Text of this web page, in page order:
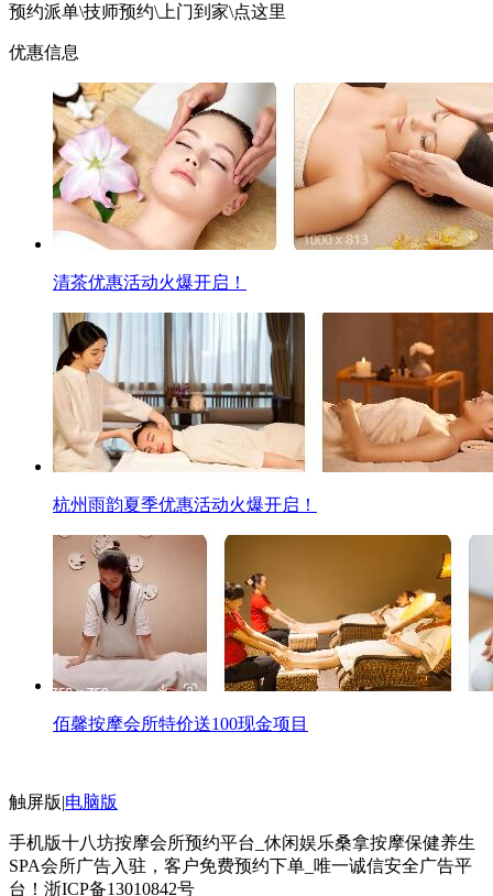
预约派单\技师预约\上门到家\点这里
优惠信息
清茶优惠活动火爆开启！
杭州雨韵夏季优惠活动火爆开启！
佰馨按摩会所特价送100现金项目
触屏版|电脑版
手机版十八坊按摩会所预约平台_休闲娱乐桑拿按摩保健养生
SPA会所广告入驻，客户免费预约下单_唯一诚信安全广告平
台！ 浙ICP备13010842号